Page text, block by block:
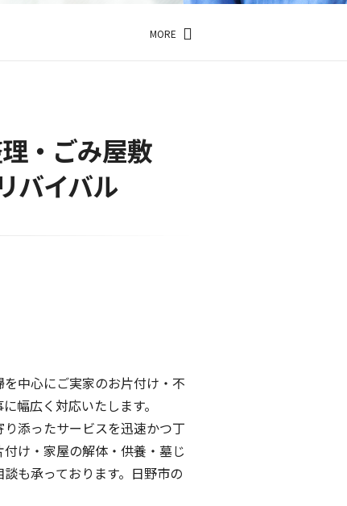
MORE
・ごみ屋敷
バイバル
中心にご実家のお片付け・不
幅広く対応いたします。
添ったサービスを迅速かつ丁
け・家屋の解体・供養・墓じ
も承っております。日野市の